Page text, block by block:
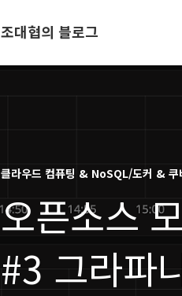
조대협의 블로그
클라우드 컴퓨팅 & NoSQL/도커 & 쿠
오픈소스
#3 그라파